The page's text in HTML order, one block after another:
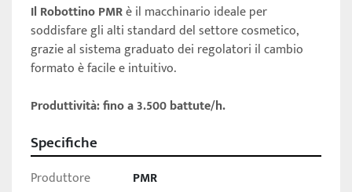
Il Robottino PMR è il macchinario ideale per
soddisfare gli alti standard del settore cosmetico,
grazie al sistema graduato dei regolatori il cambio
formato è facile e intuitivo.
Produttività: fino a 3.500 battute/h.
Specifiche
Produttore
PMR